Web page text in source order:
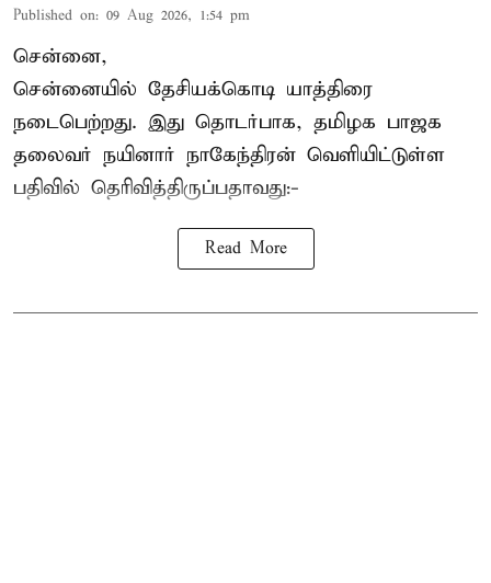
Published on: 09 Aug 2026, 1:54 pm
சென்னை,
சென்னையில் தேசியக்கொடி யாத்திரை
நடைபெற்றது. இது தொடர்பாக, தமிழக பாஜக
தலைவர் நயினார் நாகேந்திரன் வெளியிட்டுள்ள
பதிவில் தெரிவித்திருப்பதாவது:-
Read More